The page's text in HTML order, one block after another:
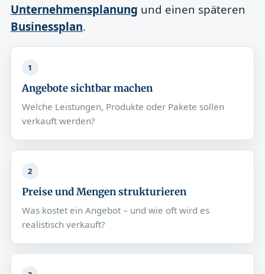
Unternehmensplanung und einen späteren
Businessplan.
1
Angebote sichtbar machen
Welche Leistungen, Produkte oder Pakete sollen
verkauft werden?
2
Preise und Mengen strukturieren
Was kostet ein Angebot – und wie oft wird es
realistisch verkauft?